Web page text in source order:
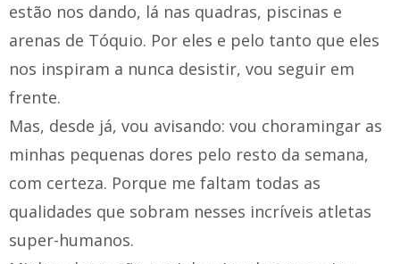
estão nos dando, lá nas quadras, piscinas e
arenas de Tóquio. Por eles e pelo tanto que eles
nos inspiram a nunca desistir, vou seguir em
frente.
Mas, desde já, vou avisando: vou choramingar as
minhas pequenas dores pelo resto da semana,
com certeza. Porque me faltam todas as
qualidades que sobram nesses incríveis atletas
super-humanos.